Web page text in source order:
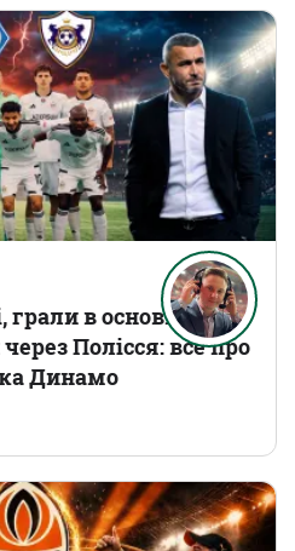
грали в основному
Полісся: все про
Динамо